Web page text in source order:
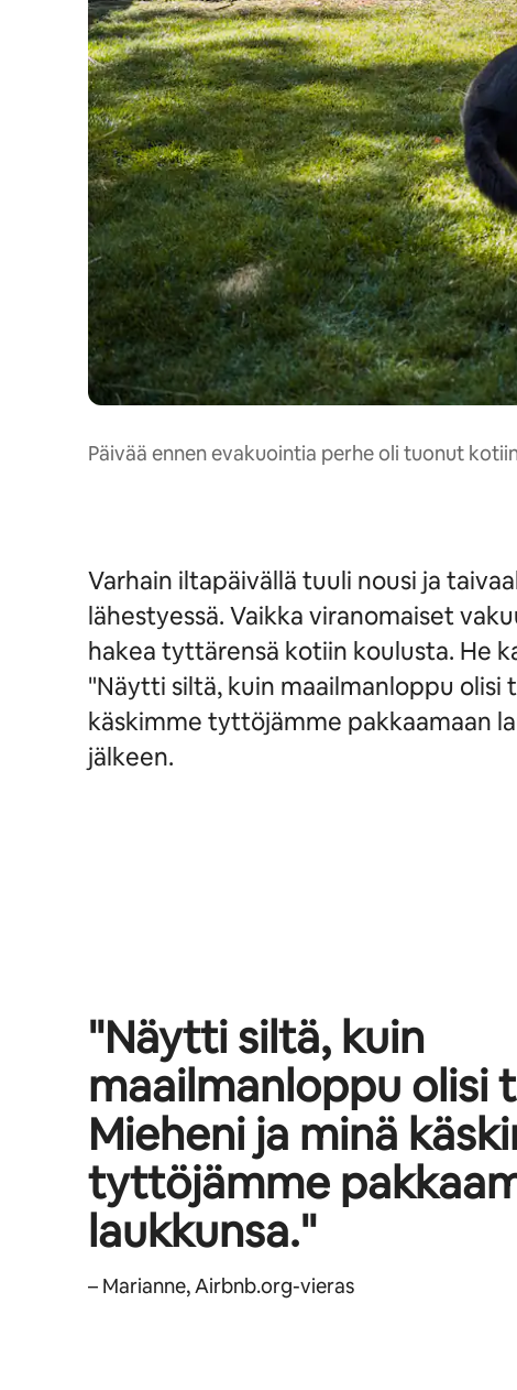
Päivää ennen evakuointia perhe oli tuonut
Varhain iltapäivällä tuuli nousi ja
lähestyessä. Vaikka viranomaiset
hakea tyttärensä kotiin koulusta. He
"Näytti siltä, kuin maailmanloppu olisi
käskimme tyttöjämme pakkaamaan
jälkeen.
"Näytti siltä, kuin
maailmanloppu olisi
Mieheni ja minä
tyttöjämme
laukkunsa."
– Marianne, Airbnb.org-vieras